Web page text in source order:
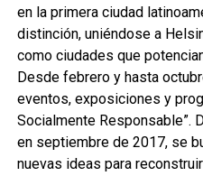
en la primera ciudad
distinción, uniéndose a
como ciudades que
Desde febrero y hasta
eventos, exposiciones y
Socialmente Responsable”.
en septiembre de 2017, se
nuevas ideas para